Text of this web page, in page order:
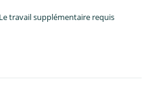
travail supplémentaire requis